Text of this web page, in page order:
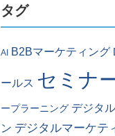
タグ
AI B2Bマーケティング
ールス セミナ
ープラーニング デジタ
ン デジタルマーケテ